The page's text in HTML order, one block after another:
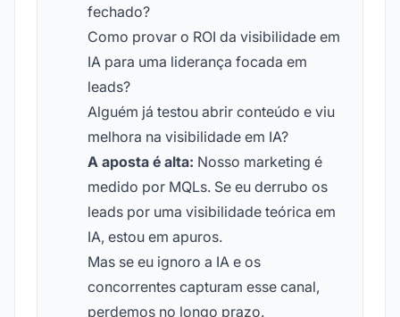
fechado?
Como provar o ROI da visibilidade em
IA para uma liderança focada em
leads?
Alguém já testou abrir conteúdo e viu
melhora na visibilidade em IA?
A aposta é alta: Nosso marketing é
medido por MQLs. Se eu derrubo os
leads por uma visibilidade teórica em
IA, estou em apuros.
Mas se eu ignoro a IA e os
concorrentes capturam esse canal,
perdemos no longo prazo.